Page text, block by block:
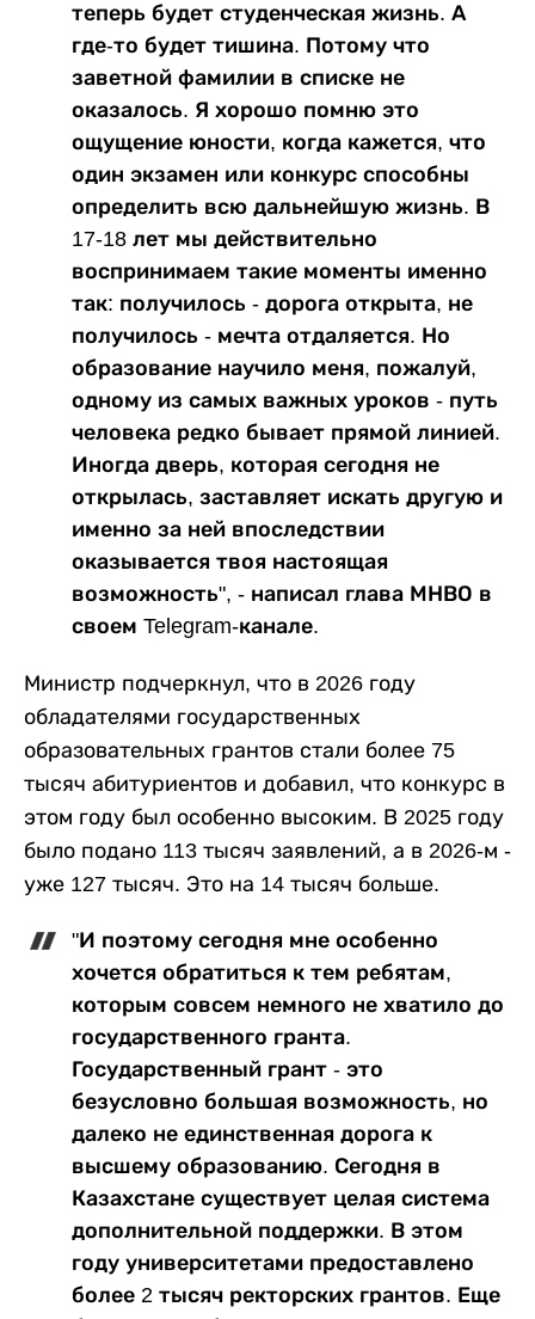
теперь будет студенческая жизнь. А
где-то будет тишина. Потому что
заветной фамилии в списке не
оказалось. Я хорошо помню это
ощущение юности, когда кажется, что
один экзамен или конкурс способны
определить всю дальнейшую жизнь. В
17-18 лет мы действительно
воспринимаем такие моменты именно
так: получилось - дорога открыта, не
получилось - мечта отдаляется. Но
образование научило меня, пожалуй,
одному из самых важных уроков - путь
человека редко бывает прямой линией.
Иногда дверь, которая сегодня не
открылась, заставляет искать другую и
именно за ней впоследствии
оказывается твоя настоящая
возможность", - написал глава МНВО в
своем Telegram-канале.
Министр подчеркнул, что в 2026 году
обладателями государственных
образовательных грантов стали более 75
тысяч абитуриентов и добавил, что конкурс в
этом году был особенно высоким. В 2025 году
было подано 113 тысяч заявлений, а в 2026-м -
уже 127 тысяч. Это на 14 тысяч больше.
"И поэтому сегодня мне особенно
хочется обратиться к тем ребятам,
которым совсем немного не хватило до
государственного гранта.
Государственный грант - это
безусловно большая возможность, но
далеко не единственная дорога к
высшему образованию. Сегодня в
Казахстане существует целая система
дополнительной поддержки. В этом
году университетами предоставлено
более 2 тысяч ректорских грантов. Еще